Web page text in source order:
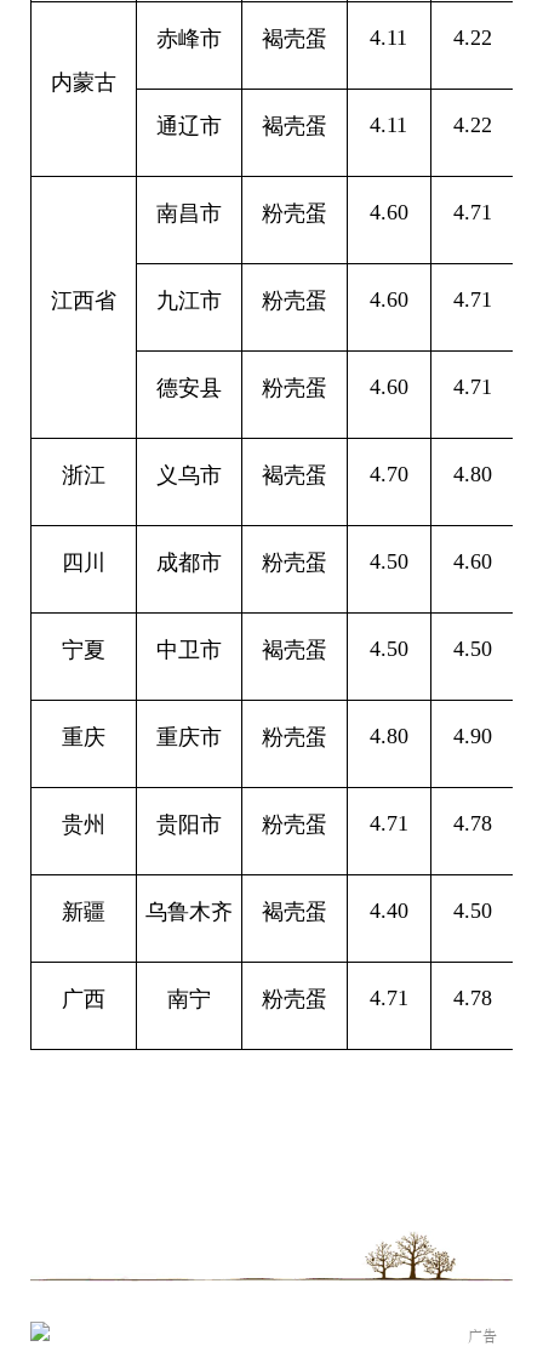
内蒙古
赤峰市 褐壳蛋 4.11 4.22
通辽市 褐壳蛋 4.11 4.22
江西省
南昌市 粉壳蛋 4.60 4.71
九江市 粉壳蛋 4.60 4.71
德安县 粉壳蛋 4.60 4.71
浙江 义乌市 褐壳蛋 4.70 4.80
四川 成都市 粉壳蛋 4.50 4.60
宁夏 中卫市 褐壳蛋 4.50 4.50
重庆 重庆市 粉壳蛋 4.80 4.90
贵州 贵阳市 粉壳蛋 4.71 4.78
新疆 乌鲁木齐 褐壳蛋 4.40 4.50
广西 南宁 粉壳蛋 4.71 4.78
广告